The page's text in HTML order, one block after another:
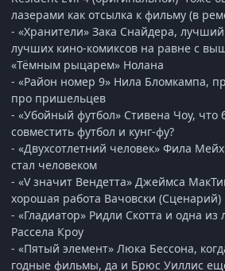
лазерами как отсылка к фильму (в
- «Хранители» Зака Снайдера,
лучших кино-комиксов на равне с
«Тёмным рыцарем» Нолана
- «Район номер 9» Нила Бломкампа,
про пришельцев
- «Убойный футбол» Стивена Чоу, что
совместить футбол и кунг-фу?
- «Двухсотлетний человек» Фила
стал человеком
- «V значит Вендетта» Джеймса
хорошая работа Вачовски (Сценарий)
- «Гладиатор» Ридли Скотта и одна
Рассела Кроу
- «Пятый элемент» Люка Бессона,
годные фильмы, да и Брюс Уиллис